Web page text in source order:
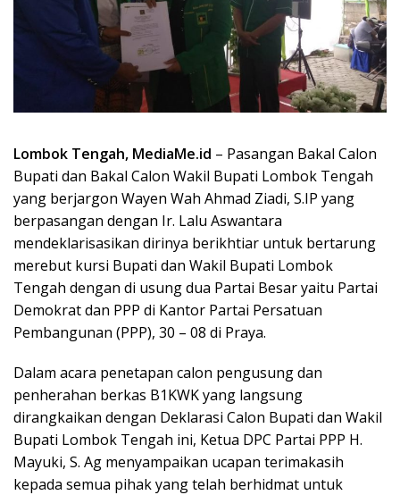
Lombok Tengah, MediaMe.id – Pasangan Bakal Calon
Bupati dan Bakal Calon Wakil Bupati Lombok Tengah
yang berjargon Wayen Wah Ahmad Ziadi, S.IP yang
berpasangan dengan Ir. Lalu Aswantara
mendeklarisasikan dirinya berikhtiar untuk bertarung
merebut kursi Bupati dan Wakil Bupati Lombok
Tengah dengan di usung dua Partai Besar yaitu Partai
Demokrat dan PPP di Kantor Partai Persatuan
Pembangunan (PPP), 30 – 08 di Praya.
Dalam acara penetapan calon pengusung dan
penherahan berkas B1KWK yang langsung
dirangkaikan dengan Deklarasi Calon Bupati dan Wakil
Bupati Lombok Tengah ini, Ketua DPC Partai PPP H.
Mayuki, S. Ag menyampaikan ucapan terimakasih
kepada semua pihak yang telah berhidmat untuk